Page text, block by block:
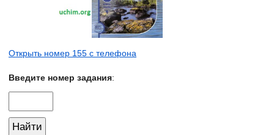
Открыть номер 155 с телефона
Введите номер задания: